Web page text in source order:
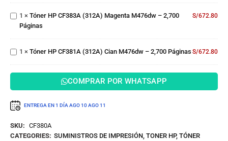
(312A)
Magenta
M476dw
1 × Tóner HP CF383A (312A) Magenta M476dw – 2,700
Páginas
S/672.80
Tóner
HP
CF381A
(312A)
Cian
– 2,700
1 × Tóner HP CF381A (312A) Cian M476dw – 2,700 Páginas S/672.80
COMPRAR POR WHATSAPP
ENTREGA EN 1 DÍA AGO 10AGO 11
SKU: CF380A
CATEGORIES: SUMINISTROS DE IMPRESIÓN TONER HP, TÓNER